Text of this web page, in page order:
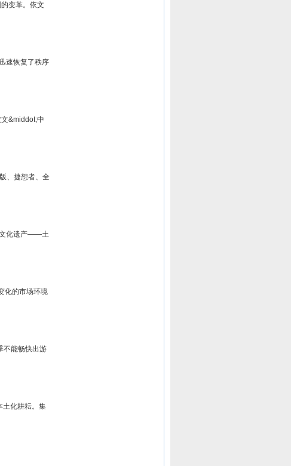
变革。依文
速恢复了秩序
&middot;中
、捷想者、全
文化遗产——土
化的市场环境
不能畅快出游
化耕耘。集